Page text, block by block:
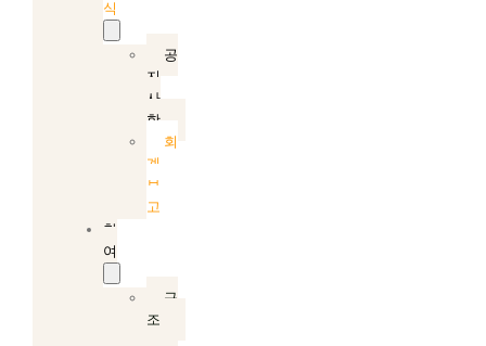
식
공
지
사
항
회
계
보
고
참
여
구
조